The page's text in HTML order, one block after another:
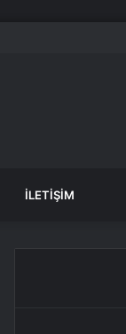
İLETIŞIM